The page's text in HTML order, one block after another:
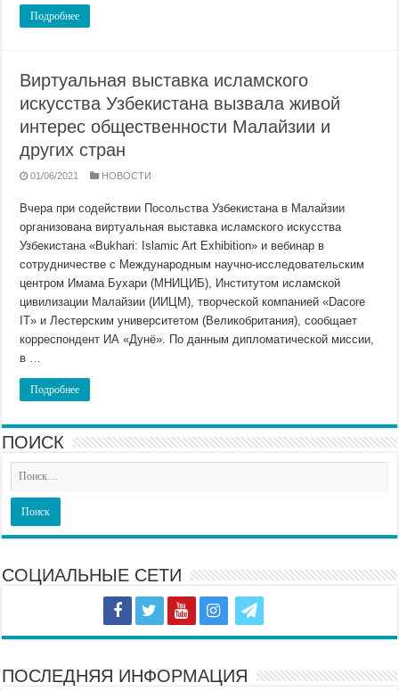
Подробнее
Виртуальная выставка исламского
искусства Узбекистана вызвала живой
интерес общественности Малайзии и
других стран
01/06/2021 НОВОСТИ
Вчера при содействии Посольства Узбекистана в Малайзии
организована виртуальная выставка исламского искусства
Узбекистана «Bukhari: Islamic Art Exhibition» и вебинар в
сотрудничестве с Международным научно-исследовательским
центром Имама Бухари (МНИЦИБ), Институтом исламской
цивилизации Малайзии (ИИЦМ), творческой компанией «Dacore
IT» и Лестерским университетом (Великобритания), сообщает
корреспондент ИА «Дунё». По данным дипломатической миссии,
в …
Подробнее
ПОИСК
СОЦИАЛЬНЫЕ СЕТИ
ПОСЛЕДНЯЯ ИНФОРМАЦИЯ